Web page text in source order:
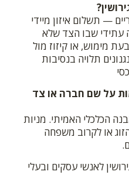
— תשלום איזון מיידי
עתידי שבו הצד שלא
מימוש, או קיזוז מול
תלויה בנסיבות
על שם חברה או צד
הכלכלי האמיתי. מניות
או לקרוב משפחה
לאנשי עסקים ובעלי